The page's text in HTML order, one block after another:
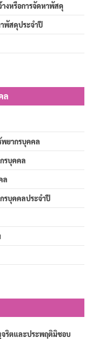
งหรือการจัดหาพัสดุ
พัสดุประจำปี
ล
พยากรบุคคล
รบุคคล
ล
รบุคคลประจำปี
จริตและประพฤติมิชอบ